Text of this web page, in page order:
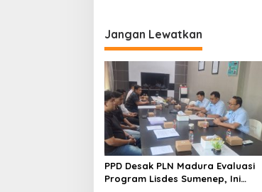
Jangan Lewatkan
PPD Desak PLN Madura Evaluasi
Program Lisdes Sumenep, Ini